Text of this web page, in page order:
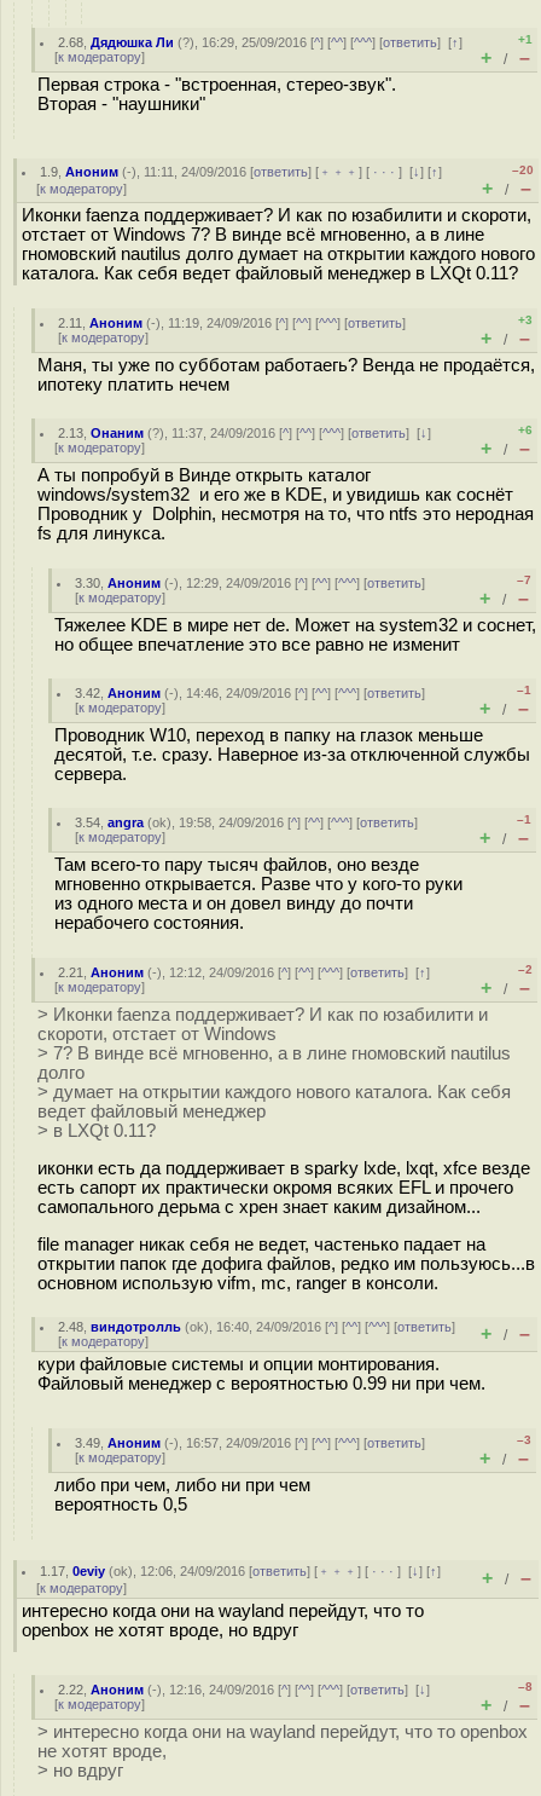
2.68 ,Дядюшка Ли (?), 16:29, 25/09/2016 [^] [^^] [^^^] [ответить][↑]
[к модератору]
+1
+ / –
Первая строка - "встроенная, стерео-звук".
Вторая - "наушники"
1.9 ,Аноним (-), 11:11, 24/09/2016 [ответить] [ ﹢﹢﹢] [ · · ·][↓] [↑]
[к модератору]
–20
+ / –
Иконки faenza поддерживает? И как по юзабилити и скороти,
отстает от Windows 7? В винде всё мгновенно, а в лине
гномовский nautilus долго думает на открытии каждого нового
каталога. Как себя ведет файловый менеджер в LXQt 0.11?
2.11 ,Аноним (-), 11:19, 24/09/2016 [^] [^^] [^^^] [ответить]
[к модератору]
+3
+ / –
Маня, ты уже по субботам работаегь? Венда не продаётся,
ипотеку платить нечем
2.13 ,Онаним (?), 11:37, 24/09/2016 [^] [^^] [^^^] [ответить][↓]
[к модератору]
+6
+ / –
А ты попробуй в Винде открыть каталог
windows/system32 и его же в KDE, и увидишь как соснёт
Проводник у Dolphin, несмотря на то, что ntfs это неродная
fs для линукса.
3.30 ,Аноним (-), 12:29, 24/09/2016 [^] [^^] [^^^] [ответить]
[к модератору]
–7
+ / –
Тяжелее KDE в мире нет de. Может на system32 и соснет,
но общее впечатление это все равно не изменит
3.42 ,Аноним (-), 14:46, 24/09/2016 [^] [^^] [^^^] [ответить]
[к модератору]
–1
+ / –
Проводник W10, переход в папку на глазок меньше
десятой, т.е. сразу. Наверное из-за отключенной службы
сервера.
3.54 ,angra (ok), 19:58, 24/09/2016 [^] [^^] [^^^] [ответить]
[к модератору]
–1
+ / –
Там всего-то пару тысяч файлов, оно везде
мгновенно открывается. Разве что у кого-то руки
из одного места и он довел винду до почти
нерабочего состояния.
2.21 ,Аноним (-), 12:12, 24/09/2016 [^] [^^] [^^^] [ответить][↑]
[к модератору]
–2
+ / –
> Иконки faenza поддерживает? И как по юзабилити и
скороти, отстает от Windows
> 7? В винде всё мгновенно, а в лине гномовский nautilus
долго
> думает на открытии каждого нового каталога. Как себя
ведет файловый менеджер
> в LXQt 0.11?
иконки есть да поддерживает в sparky lxde, lxqt, xfce везде
есть сапорт их практически окромя всяких EFL и прочего
самопального дерьма с хрен знает каким дизайном...
file manager никак себя не ведет, частенько падает на
открытии папок где дофига файлов, редко им пользуюсь...в
основном использую vifm, mc, ranger в консоли.
2.48 ,виндотролль (ok), 16:40, 24/09/2016 [^] [^^] [^^^] [ответить]
[к модератору] + / –
кури файловые системы и опции монтирования.
Файловый менеджер с вероятностью 0.99 ни при чем.
3.49 ,Аноним (-), 16:57, 24/09/2016 [^] [^^] [^^^] [ответить]
[к модератору]
–3
+ / –
либо при чем, либо ни при чем
вероятность 0,5
1.17 ,0eviy (ok), 12:06, 24/09/2016 [ответить] [ ﹢﹢﹢] [ · · ·][↓] [↑]
[к модератору] + / –
интересно когда они на wayland перейдут, что то
openbox не хотят вроде, но вдруг
2.22 ,Аноним (-), 12:16, 24/09/2016 [^] [^^] [^^^] [ответить][↓]
[к модератору]
–8
+ / –
> интересно когда они на wayland перейдут, что то openbox
не хотят вроде,
> но вдруг